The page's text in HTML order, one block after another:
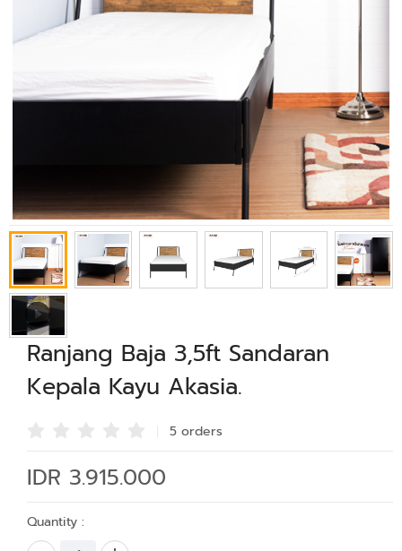
Ranjang Baja 3,5ft Sandaran
Kepala Kayu Akasia.
5 orders
IDR 3.915.000
Quantity :